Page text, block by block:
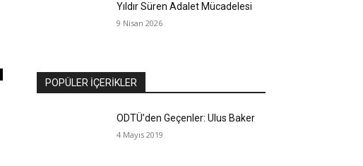
Yıldır Süren Adalet Mücadelesi
9 Nisan 2026
POPÜLER İÇERİKLER
ODTÜ’den Geçenler: Ulus Baker
4 Mayıs 2019